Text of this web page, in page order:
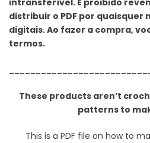
intransferível. É proibido
distribuir o PDF por quaisquer
digitais. Ao fazer a compra,
termos.
These products aren’t
patterns to
This is a PDF file on how to